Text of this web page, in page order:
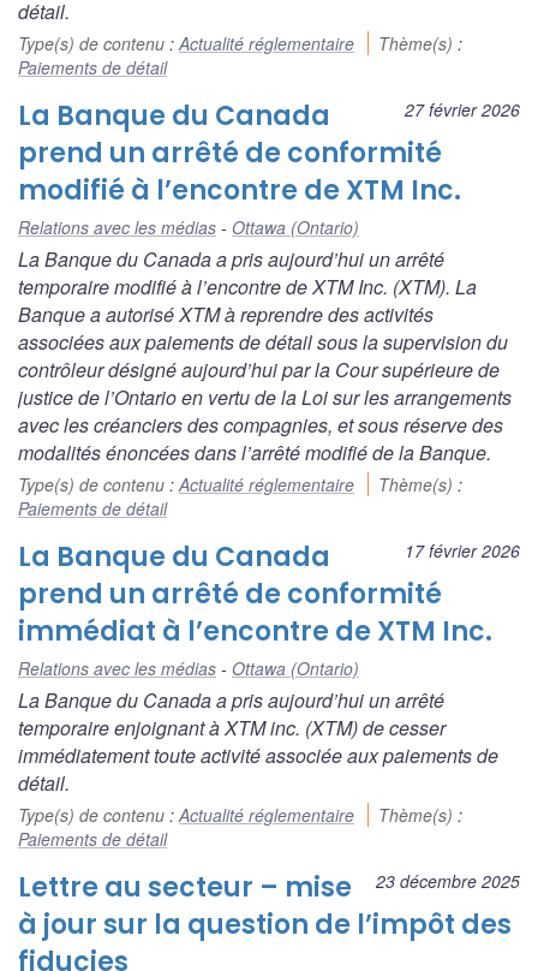
détail.
Type(s) de contenu : Actualité réglementaire Thème(s) :
Paiements de détail
27 février 2026
La Banque du Canada
prend un arrêté de conformité
modifié à l’encontre de XTM Inc.
Relations avec les médias Ottawa (Ontario)
La Banque du Canada a pris aujourd’hui un arrêté
temporaire modifié à l’encontre de XTM Inc. (XTM). La
Banque a autorisé XTM à reprendre des activités
associées aux paiements de détail sous la supervision du
contrôleur désigné aujourd’hui par la Cour supérieure de
justice de l’Ontario en vertu de laLoi sur les arrangements
avec les créanciers des compagnies, et sous réserve des
modalités énoncées dans l’arrêté modifié de la Banque.
Type(s) de contenu : Actualité réglementaire Thème(s) :
Paiements de détail
17 février 2026
La Banque du Canada
prend un arrêté de conformité
immédiat à l’encontre de XTM Inc.
Relations avec les médias Ottawa (Ontario)
La Banque du Canada a pris aujourd’hui un arrêté
temporaire enjoignant à XTM inc. (XTM) de cesser
immédiatement toute activité associée aux paiements de
détail.
Type(s) de contenu : Actualité réglementaire Thème(s) :
Paiements de détail
23 décembre 2025
Lettre au secteur – mise
à jour sur la question de l’impôt des
fiducies